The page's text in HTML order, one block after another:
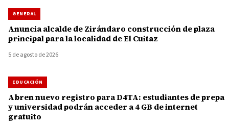
GENERAL
Anuncia alcalde de Zirándaro construcción de plaza
principal para la localidad de El Cuitaz
5 de agosto de 2026
EDUCACIÓN
Abren nuevo registro para D4TA: estudiantes de prepa
y universidad podrán acceder a 4 GB de internet
gratuito